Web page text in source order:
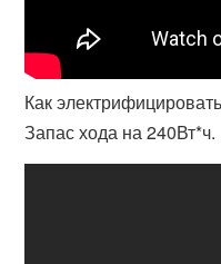
Как
Запас хода на 240Вт*ч.